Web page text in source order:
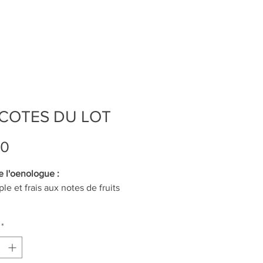
DU LOT
l'oenologue :
et frais aux notes de fruits
*